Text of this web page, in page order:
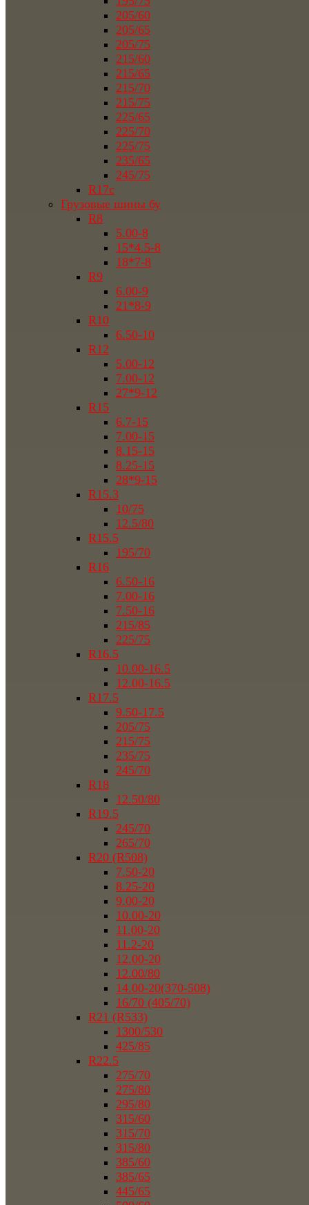
205/60
205/65
205/75
215/60
215/65
215/70
215/75
225/65
225/70
225/75
235/65
245/75
R17c
Грузовые шины бу
R8
5.00-8
15*4.5-8
18*7-8
R9
6.00-9
21*8-9
R10
6.50-10
R12
5.00-12
7.00-12
27*9-12
R15
6.7-15
7.00-15
8.15-15
8.25-15
28*9-15
R15.3
10/75
12.5/80
R15.5
195/70
R16
6.50-16
7.00-16
7.50-16
215/85
225/75
R16.5
10.00-16.5
12.00-16.5
R17.5
9.50-17.5
205/75
215/75
235/75
245/70
R18
12.50/80
R19.5
245/70
265/70
R20 (R508)
7.50-20
8.25-20
9.00-20
10.00-20
11.00-20
11.2-20
12.00-20
12.00/80
14.00-20(370-508)
16/70 (405/70)
R21 (R533)
1300/530
425/85
R22.5
275/70
275/80
295/80
315/60
315/70
315/80
385/60
385/65
445/65